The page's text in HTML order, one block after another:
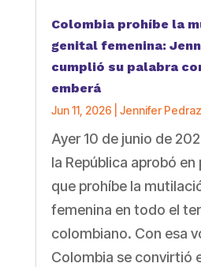
Colombia prohíbe la
genital femenina:
cumplió su palabra
emberá
Jun 11, 2026 Jennifer
Ayer 10 de junio de
la República aprobó en
que prohíbe la
femenina en todo el
colombiano. Con esa
Colombia se convirtió